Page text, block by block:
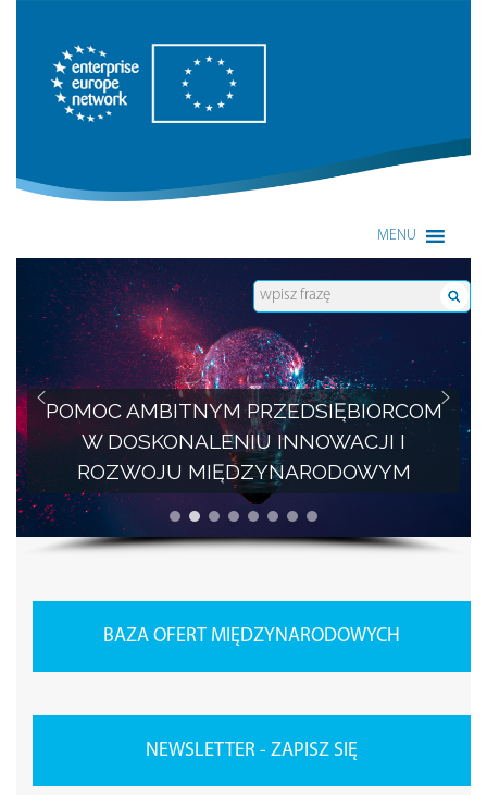
Enterprise Europe Network
MENU
POMOC AMBITNYM PRZEDSIĘBIORCOM
W DOSKONALENIU INNOWACJI I
ROZWOJU MIĘDZYNARODOWYM
BAZA OFERT MIĘDZYNARODOWYCH
NEWSLETTER - ZAPISZ SIĘ